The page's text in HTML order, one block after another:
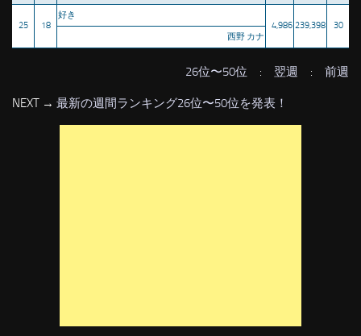
25 18
好き
4,986 239,398
30
西野 カナ
26位〜50位 : 翌週 : 前週
NEXT → 最新の週間ランキング26位〜50位を発表！